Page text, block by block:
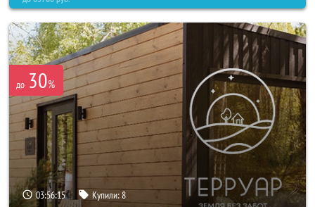
до 30%
03:56:14 Купили:8